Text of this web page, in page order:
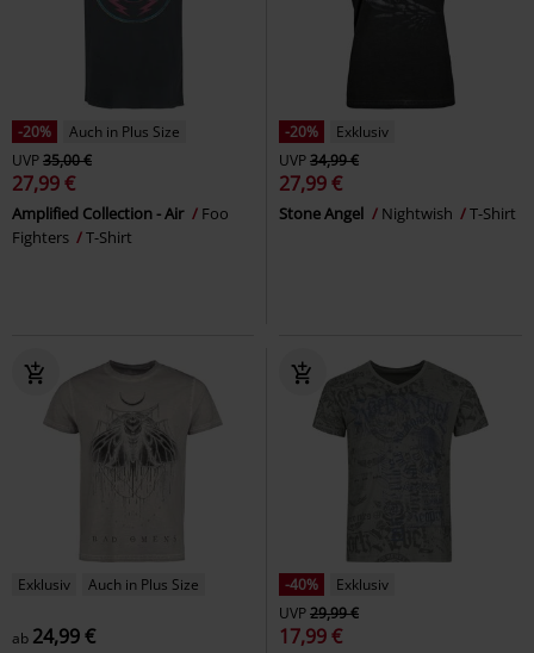
-20%
Auch in Plus Size
UVP35,00 €
27,99 €
Amplified Collection - Air
Foo
Fighters
T-Shirt
-20%
Exklusiv
UVP34,99 €
27,99 €
Stone Angel Nightwish T-Shirt
Exklusiv Auch in Plus Size
ab 24,99 €
-40%
Exklusiv
UVP29,99 €
17,99 €